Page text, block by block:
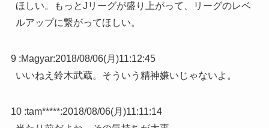
ほしい。もっとJリーグが盛り上がって、リーグのレベ
ルアップに繋がってほしい。
9 :Magyar:2018/08/06(月)11:12:45
いいねえ鈴木武蔵。そういう精神嫌いじゃないよ。
10 :tam*****:2018/08/06(月)11:11:14